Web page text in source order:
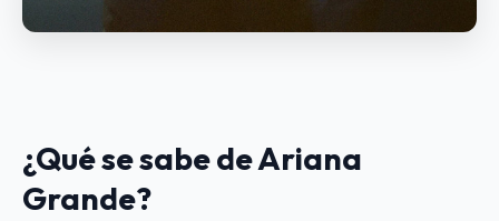
¿Qué se sabe de Ariana
Grande?